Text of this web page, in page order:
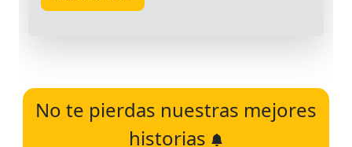
No te pierdas nuestras mejores
historias